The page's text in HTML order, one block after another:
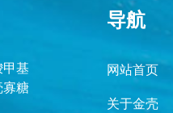
甲基
寡糖
导航
网站首页
关于金壳